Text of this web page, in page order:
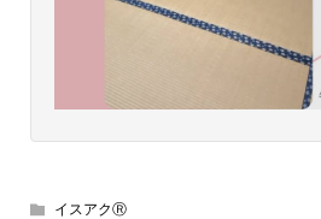
イスアクⓇ